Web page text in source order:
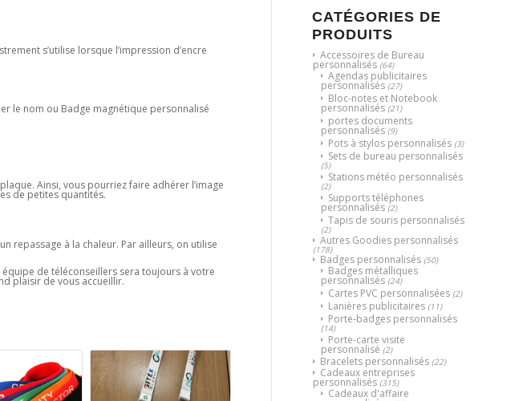
s’utilise lorsque l’impression d’encre
le nom ou Badge magnétique personnalisé
Ainsi, vous pourriez faire adhérer l’image
de petites quantités.
repassage à la chaleur. Par ailleurs, on utilise
de téléconseillers sera toujours à votre
plaisir de vous accueillir.
CATÉGORIES DE
PRODUITS
Accessoires de Bureau
personnalisés (64)
Agendas publicitaires
personnalisés (27)
Bloc-notes et Notebook
personnalisés (21)
portes documents
personnalisés (9)
Pots à stylos personnalisés (3)
Sets de bureau personnalisés
(5)
Stations météo personnalisés
(2)
Supports téléphones
personnalisés (2)
Tapis de souris personnalisés
(2)
Autres Goodies personnalisés
(178)
Badges personnalisés (50)
Badges métalliques
personnalisés (24)
Cartes PVC personnalisées (2)
Lanières publicitaires (11)
Porte-badges personnalisés
(14)
Porte-carte visite
personnalisé (2)
Bracelets personnalisés (22)
Cadeaux entreprises
personnalisés (315)
Cadeaux d'affaire